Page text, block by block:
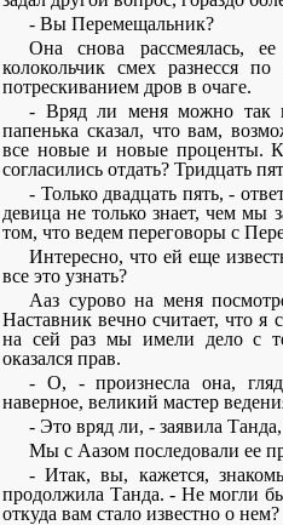
- Вы Перемещальник?
Она снова рассмеялась,
колокольчик смех разнесся
потрескиванием дров в очаге.
- Вряд ли меня можно так
папенька сказал, что вам,
все новые и новые проценты.
согласились отдать? Тридцать
- Только двадцать пять, -
девица не только знает, чем мы
том, что ведем переговоры с
Интересно, что ей еще
все это узнать?
Ааз сурово на меня
Наставник вечно считает, что
на сей раз мы имели дело с
оказался прав.
- О, - произнесла она,
наверное, великий мастер
- Это вряд ли, - заявила Танда,
Мы с Аазом последовали ее
- Итак, вы, кажется,
продолжила Танда. - Не могли
откуда вам стало известно о нем?